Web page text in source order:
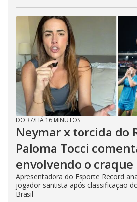
DO R7/HÁ 16 MINUTOS
Neymar x torcida do
Paloma Tocci
envolvendo o craque
Apresentadora do Esporte Record
jogador santista após classificação
Brasil